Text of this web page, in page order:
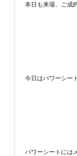
本日も来場、ご成
今日はパワーシー
パワーシートには